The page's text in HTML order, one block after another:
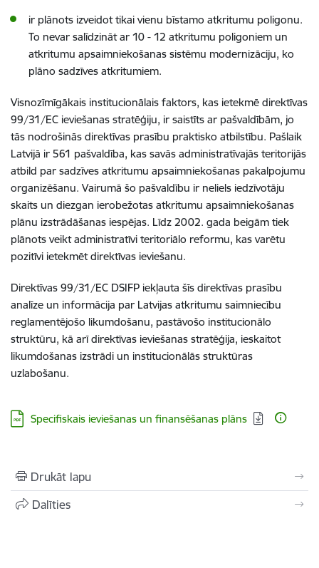
ir plānots izveidot tikai vienu bīstamo atkritumu poligonu.
To nevar salīdzināt ar 10 - 12 atkritumu poligoniem un
atkritumu apsaimniekošanas sistēmu modernizāciju, ko
plāno sadzīves atkritumiem.
Visnozīmīgākais institucionālais faktors, kas ietekmē direktīvas
99/31/EC ieviešanas stratēģiju, ir saistīts ar pašvaldībām, jo
tās nodrošinās direktīvas prasību praktisko atbilstību. Pašlaik
Latvijā ir 561 pašvaldība, kas savās administratīvajās teritorijās
atbild par sadzīves atkritumu apsaimniekošanas pakalpojumu
organizēšanu. Vairumā šo pašvaldību ir neliels iedzīvotāju
skaits un diezgan ierobežotas atkritumu apsaimniekošanas
plānu izstrādāšanas iespējas. Līdz 2002. gada beigām tiek
plānots veikt administratīvi teritoriālo reformu, kas varētu
pozitīvi ietekmēt direktīvas ieviešanu.
Direktīvas 99/31/EC DSIFP iekļauta šīs direktīvas prasību
analīze un informācija par Latvijas atkritumu saimniecību
reglamentējošo likumdošanu, pastāvošo institucionālo
struktūru, kā arī direktīvas ieviešanas stratēģija, ieskaitot
likumdošanas izstrādi un institucionālās struktūras
uzlabošanu.
Lejupielādēt:
Specifiskais ieviešanas un finansēšanas plāns
Drukāt lapu
Dalīties